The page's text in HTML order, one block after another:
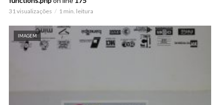
31 visualizações 1 min. leitura
IMAGEM